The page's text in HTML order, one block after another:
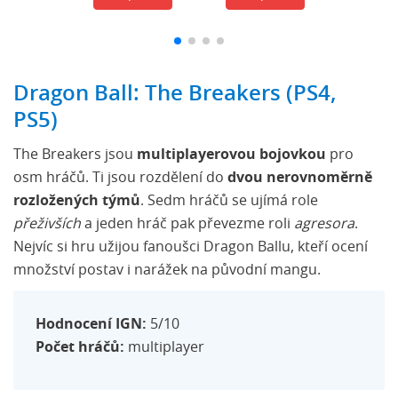
Dragon Ball: The Breakers (PS4,
PS5)
The Breakers jsou multiplayerovou bojovkou pro
osm hráčů. Ti jsou rozdělení do dvou nerovnoměrně
rozložených týmů. Sedm hráčů se ujímá role
přeživších a jeden hráč pak převezme roli agresora.
Nejvíc si hru užijou fanoušci Dragon Ballu, kteří ocení
množství postav i narážek na původní mangu.
Hodnocení IGN: 5/10
Počet hráčů: multiplayer